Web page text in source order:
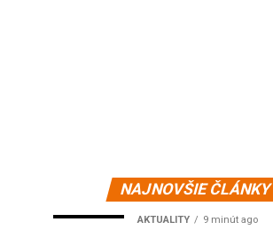
NAJNOVŠIE ČLÁNKY
AKTUALITY 9 minút ago